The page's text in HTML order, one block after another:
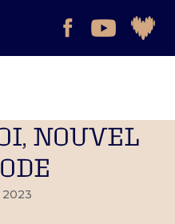
NOUVEL
2023